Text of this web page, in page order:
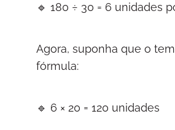
🔹 180 ÷ 30 = 6 unidades
Agora, suponha que o
fórmula:
🔹 6 × 20 = 120 unidades